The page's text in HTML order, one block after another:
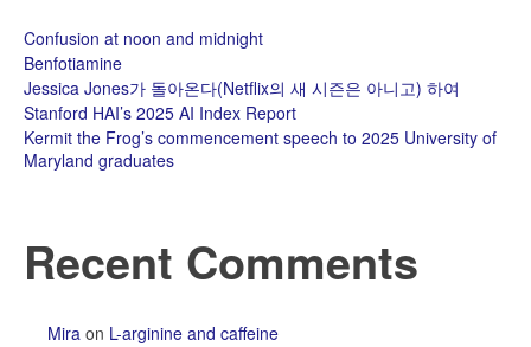
Confusion at noon and midnight
Benfotiamine
Jessica Jones가 돌아온다(Netflix의 새 시즌은 아니고) 하여
Stanford HAI’s 2025 AI Index Report
Kermit the Frog’s commencement speech to 2025 University of
Maryland graduates
Recent Comments
Mira on L-arginine and caffeine